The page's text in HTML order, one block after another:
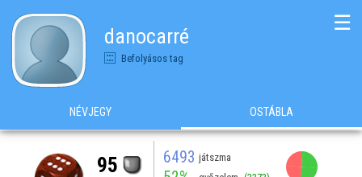
danocarré
Befolyásos tag
☰
NÉVJEGY OSTÁBLA
95 6493 játszma